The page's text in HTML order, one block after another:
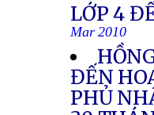
LỚP 4
Mar 2010
ĐẾN
PHỦ